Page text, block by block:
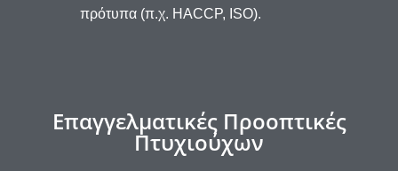
πρότυπα (π.χ. HACCP, ISO).
Επαγγελματικές Προοπτικές
Πτυχιούχων